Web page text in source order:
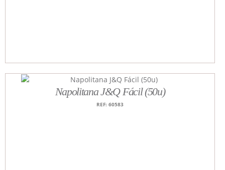
Napolitana J&Q Fácil (50u)
REF: 60583